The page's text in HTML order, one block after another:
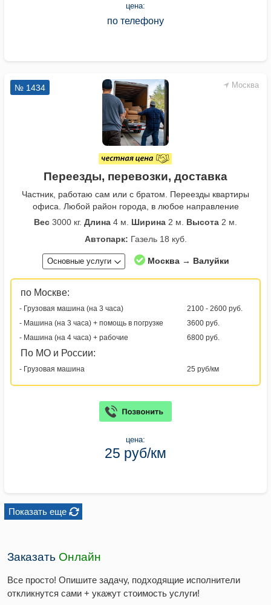
цена:
по телефону
Москва
№ 1434
Переезды, перевозки, доставка
Частник, работаю сам или с братом. Переезды квартиры
офиса. Любой район города, в любое направление
Вес 3000 кг. Длина 4 м. Ширина 2 м. Высота 2 м.
Автопарк: Газель 18 куб.
Основные услуги Москва → Валуйки
по Москве:
- Грузовая машина (на 3 часа)
2100 - 2600 руб.
- Машина (на 3 часа) + помощь в погрузке
3600 руб.
- Машина (на 4 часа) + рабочие
6800 руб.
По МО и России:
- Грузовая машина 25 руб/км
цена:
25 руб/км
Показать еще
Заказать Онлайн
Все просто! Опишите задачу, подходящие исполнители
откликнутся сами + укажут стоимость услуги!